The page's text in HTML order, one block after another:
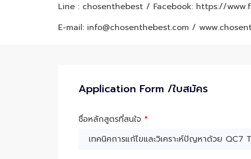
Line : chosenthebest / Facebook: https://
E-mail: info@chosenthebest.com /
Application Form /ใบสมัคร
ชื่อหลักสูตรที่สนใจ *